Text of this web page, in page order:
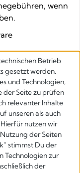
wenn
Betrieb
gesetzt werden.
und Technologien,
der Seite zu prüfen
relevanter Inhalte
unseren als auch
nutzen wir
der Seiten
stimmst Du der
Technologien zur
der